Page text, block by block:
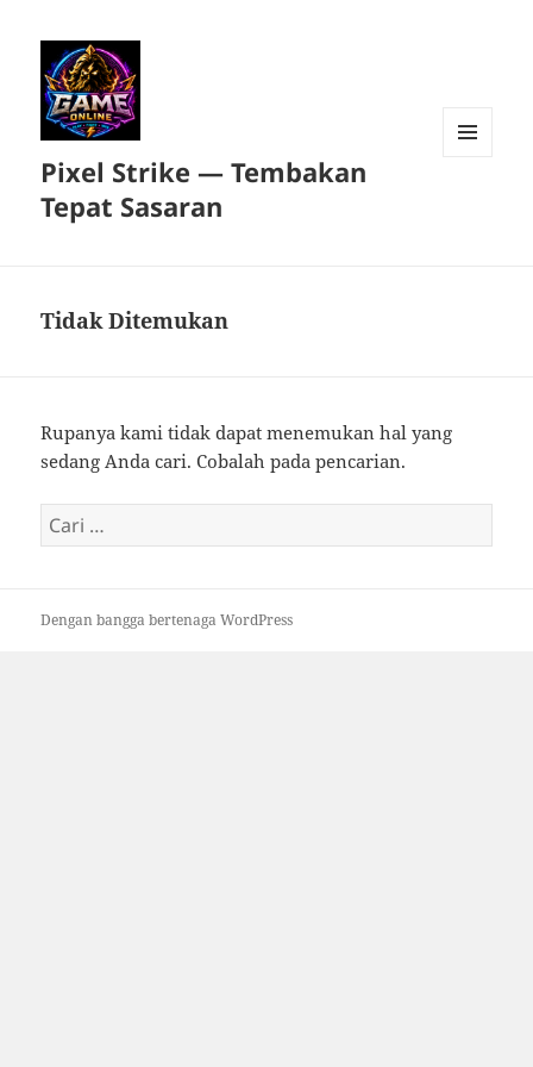
Pixel Strike — Tembakan
Tepat Sasaran
Tidak Ditemukan
Rupanya kami tidak dapat menemukan hal yang
sedang Anda cari. Cobalah pada pencarian.
Cari
untuk:
Dengan bangga bertenaga WordPress